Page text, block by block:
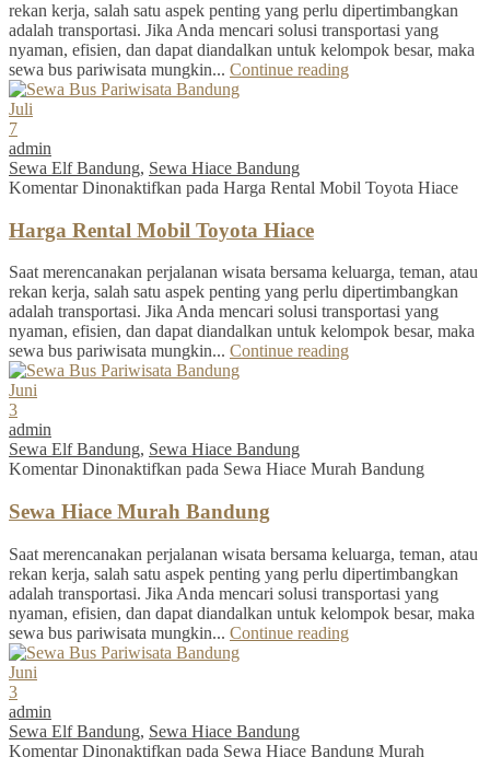
rekan kerja, salah satu aspek penting yang perlu dipertimbangkan
adalah transportasi. Jika Anda mencari solusi transportasi yang
nyaman, efisien, dan dapat diandalkan untuk kelompok besar, maka
sewa bus pariwisata mungkin... Continue reading
Juli
7
admin
Sewa Elf Bandung, Sewa Hiace Bandung
Komentar Dinonaktifkan pada Harga Rental Mobil Toyota Hiace
Harga Rental Mobil Toyota Hiace
Saat merencanakan perjalanan wisata bersama keluarga, teman, atau
rekan kerja, salah satu aspek penting yang perlu dipertimbangkan
adalah transportasi. Jika Anda mencari solusi transportasi yang
nyaman, efisien, dan dapat diandalkan untuk kelompok besar, maka
sewa bus pariwisata mungkin... Continue reading
Juni
3
admin
Sewa Elf Bandung, Sewa Hiace Bandung
Komentar Dinonaktifkan pada Sewa Hiace Murah Bandung
Sewa Hiace Murah Bandung
Saat merencanakan perjalanan wisata bersama keluarga, teman, atau
rekan kerja, salah satu aspek penting yang perlu dipertimbangkan
adalah transportasi. Jika Anda mencari solusi transportasi yang
nyaman, efisien, dan dapat diandalkan untuk kelompok besar, maka
sewa bus pariwisata mungkin... Continue reading
Juni
3
admin
Sewa Elf Bandung, Sewa Hiace Bandung
Komentar Dinonaktifkan pada Sewa Hiace Bandung Murah